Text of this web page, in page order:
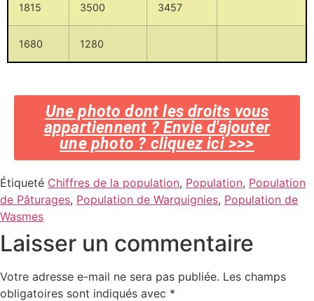
1815 3500 3457
1680 1280
Une photo dont les droits vous
appartiennent ? Envie d'ajouter
une photo ? cliquez ici >>>
Étiqueté Chiffres de la population, Population, Population
de Pâturages, Population de Warquignies, Population de
Wasmes
Laisser un commentaire
Votre adresse e-mail ne sera pas publiée. Les champs
obligatoires sont indiqués avec *